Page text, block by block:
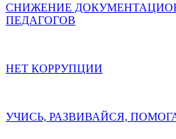
СНИЖЕНИЕ
ПЕДАГОГОВ
НЕТ КОРРУПЦИИ
УЧИСЬ, РАЗВИВАЙСЯ,